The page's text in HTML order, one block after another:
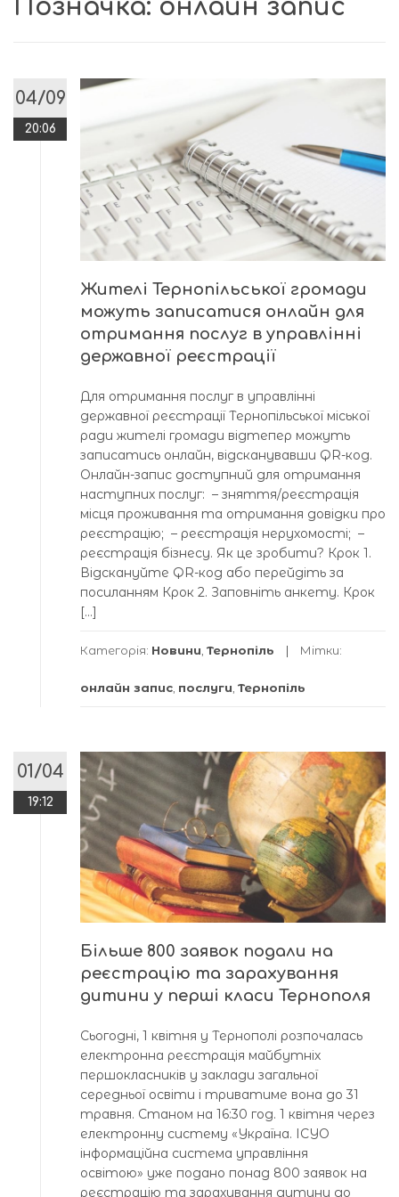
Позначка: онлайн запис
04/09
20:06
Жителі Тернопільської громади
можуть записатися онлайн для
отримання послуг в управлінні
державної реєстрації
Для отримання послуг в управлінні
державної реєстрації Тернопільської міської
ради жителі громади відтепер можуть
записатись онлайн, відсканувавши QR-код.
Онлайн-запис доступний для отримання
наступних послуг: – зняття/реєстрація
місця проживання та отримання довідки про
реєстрацію; – реєстрація нерухомості; –
реєстрація бізнесу. Як це зробити? Крок 1.
Відскануйте QR-код або перейдіть за
посиланням Крок 2. Заповніть анкету. Крок
[…]
Категорія: Новини Тернопіль Мітки:
онлайн запис послуги Тернопіль
01/04
19:12
Більше 800 заявок подали на
реєстрацію та зарахування
дитини у перші класи Тернополя
Сьогодні, 1 квітня у Тернополі розпочалась
електронна реєстрація майбутніх
першокласників у заклади загальної
середньої освіти і триватиме вона до 31
травня. Станом на 16:30 год. 1 квітня через
електронну систему «Україна. ІСУО
інформаційна система управління
освітою» уже подано понад 800 заявок на
реєстрацію та зарахування дитини до